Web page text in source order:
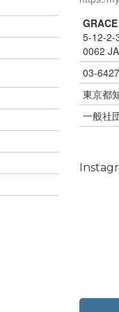
5-12-2-
0062
03-
東京都
一般社